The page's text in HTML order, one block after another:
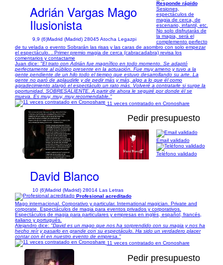
Adrián Vargas Mago
Ilusionista
9,9 (6)Madrid (Madrid) 28045 Atocha Legazpi
Responde rápido
Sesiones,
espectáculos de
magia de cerca, de
escenario, infantil, etc.
No solo disfrutarás de
la magia, será el
complemento perfecto
de tu velada o evento Sobrarán las risas y las caras de asombro con solo empezar
el espectáculo. . Primer premio magia de cerca (cabracadabra) revisa los
comentarios y contactame
Juan dice: "El trato con Adrián fue magnífico en todo momento. Se adaptó
perfectamente al público presente en la actuación. Fue muy ameno y tuvo a la
gente pendiente de un hilo todo el tiempo que estuvo desarrollando su arte. La
gente no paró de aplaudirle y de pedir más y más, algo a lo que él como
agradecimiento alargó el espectáculo un rato más. Volveré a contratarle si surge la
oportunidad. SOBRESALIENTE. A partir de ahora le seguiré por donde él se
mueva. Es muy, muy, muy recomendable."
11 veces contratado en Cronoshare
1/11
Pedir presupuesto
David Blanco
10 (6)Madrid (Madrid) 28014 Las Letras
Email validado
Teléfono validado
Profesional acreditado
Mago internacional. Corporativo y particular. International magician. Private and
corporate. Espectáculos de magia para eventos privados y corporativos.
Espectáculos de magia para particulares y empresas en inglés, español, francés,
italiano y portugués.
Alejandro dice: "David es un mago que nos ha sorprendido con su magia y nos ha
hecho reír y pasarlo en grande con su espectáculo. Ha sido un verdadero placer
contar con él en nuestro evento de empresa."
11 veces contratado en Cronoshare
Pedir presupuesto